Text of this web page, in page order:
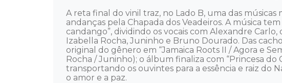
A reta final do vinil traz, no Lado B, uma das músicas
andanças pela Chapada dos Veadeiros. A música
candango”, dividindo os vocais com Alexandre
Izabella Rocha, Juninho e Bruno Dourado. Das
original do gênero em “Jamaica Roots II / Agora e
Rocha / Juninho); o álbum finaliza com “Princesa
transportando os ouvintes para a essência e raiz do
o amor e a paz.